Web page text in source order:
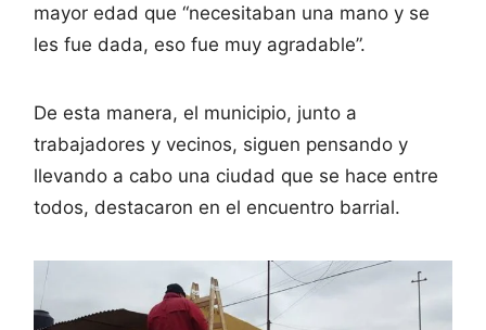
mayor edad que “necesitaban una mano y se
les fue dada, eso fue muy agradable”.
De esta manera, el municipio, junto a
trabajadores y vecinos, siguen pensando y
llevando a cabo una ciudad que se hace entre
todos, destacaron en el encuentro barrial.